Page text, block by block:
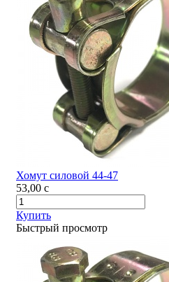
Хомут силовой 44-47
53,00 c
Купить
Быстрый просмотр